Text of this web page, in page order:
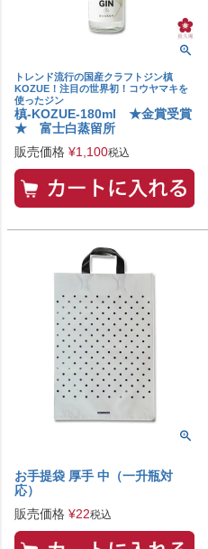
トレンド流行の国産クラフトジン槙
KOZUE！注目の世界初！コウヤマキを
使ったジン
槙‐KOZUE‐180ml ★金賞受賞
★ 富士白蒸留所
販売価格 ¥1,100税込
お手提袋 厚手 中（一升瓶対
応）
販売価格 ¥22税込